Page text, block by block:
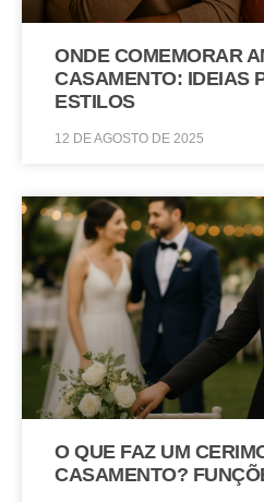
ONDE COMEMORAR
CASAMENTO: IDEIAS
ESTILOS
12 DE AGOSTO DE 2025
O QUE FAZ UM
CASAMENTO?